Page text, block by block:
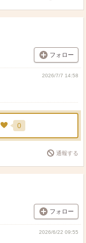
フォロー
2026/7/7 14:58
0
通報する
フォロー
2026/6/22 09:55